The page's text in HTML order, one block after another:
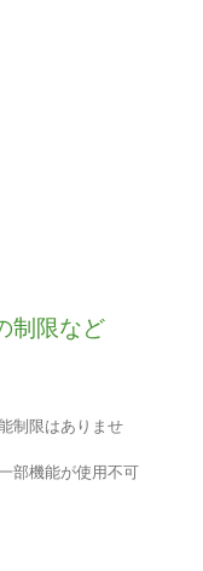
制限など
制限はありませ
部機能が使用不可